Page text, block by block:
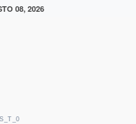
08, 2026